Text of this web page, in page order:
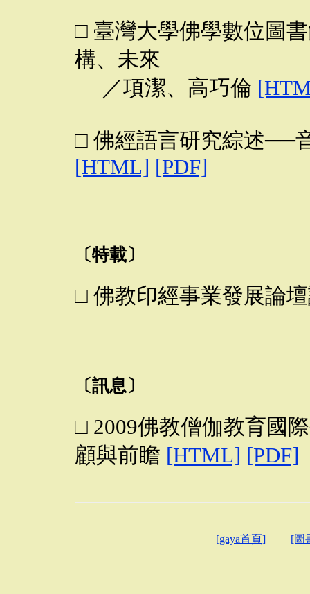
□ 臺灣大學佛學數位圖
構、未來
／項潔、高巧倫
□ 佛經語言研究綜述──
[HTML] [PDF]
〔特載〕
□ 佛教印經事業發展論
〔訊息〕
□ 2009佛教僧伽教育國
顧與前瞻 [HTML] [PDF]
[gaya首頁] [圖